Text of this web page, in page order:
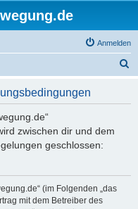
Anmelden
zwischen dir und dem
geschlossen:
(im Folgenden „das
mit dem Betreiber des